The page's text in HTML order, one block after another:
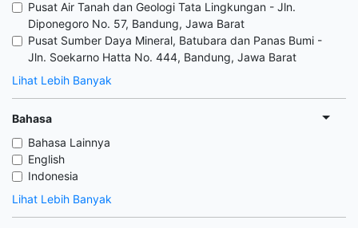
Pusat Air Tanah dan Geologi Tata Lingkungan - Jln.
Diponegoro No. 57, Bandung, Jawa Barat
Pusat Sumber Daya Mineral, Batubara dan Panas Bumi -
Jln. Soekarno Hatta No. 444, Bandung, Jawa Barat
Lihat Lebih Banyak
Bahasa
Bahasa Lainnya
English
Indonesia
Lihat Lebih Banyak